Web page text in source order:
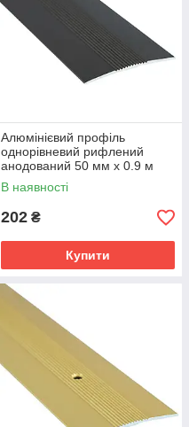
Алюмінієвий профіль
однорівневий рифлений
анодований 50 мм х 0.9 м
бронза
В наявності
202 ₴
Купити